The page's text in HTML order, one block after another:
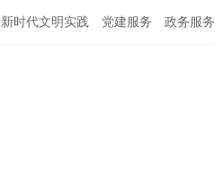
新时代文明实践 党建服务 政务服务